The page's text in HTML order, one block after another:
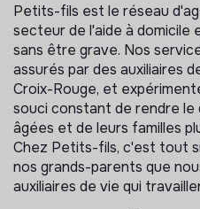
Petits-fils est le réseau
secteur de l'aide à domicile
sans être grave. Nos
assurés par des auxiliaires
Croix-Rouge, et
souci constant de rendre le
âgées et de leurs familles
Chez Petits-fils, c'est tout
nos grands-parents que
auxiliaires de vie qui